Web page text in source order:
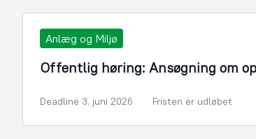
Anlæg og Miljø
Offentlig høring: Ansøgning om
Deadline 3. juni 2026 Fristen er udløbet